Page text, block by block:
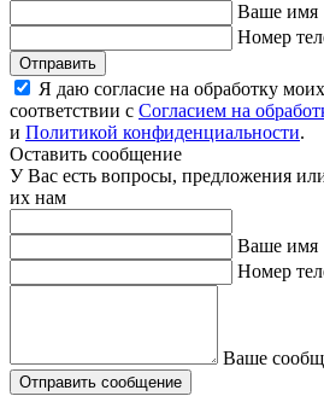
Ваше имя
Номер
Отправить
Я даю согласие на обработку
соответствии с Согласием на
и Политикой конфиденциальности.
Оставить сообщение
У Вас есть вопросы, предложения
их нам
Ваше имя
Номер
Ваше
Отправить сообщение